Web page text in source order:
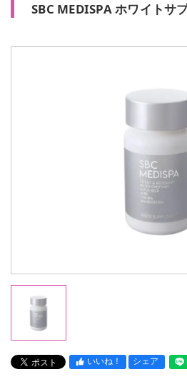
SBC MEDISPA ホワイトサ
いいね！ シェア